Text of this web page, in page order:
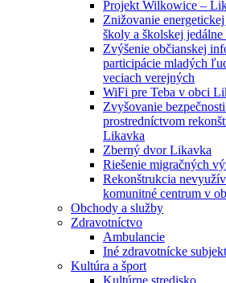
Projekt Wilkowice –
Znižovanie
školy a školskej
Zvýšenie občianskej
participácie mladých
veciach verejných
WiFi pre Teba v obci
Zvyšovanie
prostredníctvom
Likavka
Zberný dvor Likavka
Riešenie migračných
Rekonštrukcia
komunitné centrum v
Obchody a služby
Zdravotníctvo
Ambulancie
Iné zdravotnícke
Kultúra a šport
Kultúrne stredisko